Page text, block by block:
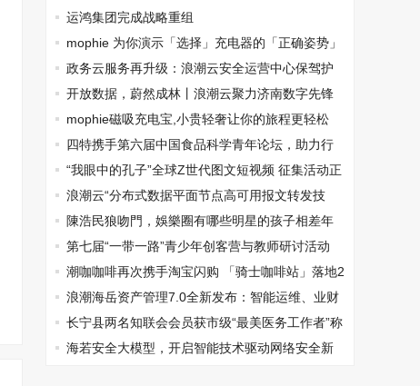
最后一公里
运鸿集团完成战略重组
mophie 为你演示「选择」充电器的「正确姿势」
政务云服务再升级：浪潮云安全运营中心保驾护
航之资产管理篇
开放数据，蔚然成林丨浪潮云聚力济南数字先锋
城市建设
mophie磁吸充电宝,小贵轻奢让你的旅程更轻松
四特携手第六届中国食品科学青年论坛，助力行
业创新发展
“我眼中的孔子”全球Z世代图文短视频 征集活动正
式启动
浪潮云“分布式数据平面节点高可用报文转发技
术”荣获国际先进水平认定
陳浩民狼吻門，娛樂圈有哪些明星的孩子相差年
齡比較小的
第七届“一带一路”青少年创客营与教师研讨活动
（中俄板块）正式启动
潮咖咖啡再次携手淘宝闪购 「骑士咖啡站」落地2
0城43站 让职业保障更有温度
浪潮海岳资产管理7.0全新发布：智能运维、业财
协同，助力资产管理智慧升级
长宁县两名知联会会员获市级“最美医务工作者”称
号海若安全大模型，开启智能技术驱动网络安全新